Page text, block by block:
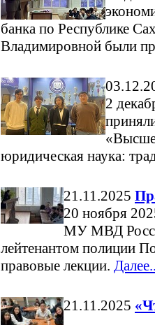
банка по Республике
Владимировной были
2
юридическая наука:
21.11.2025
20 ноября
МУ МВД
лейтенантом полиции
правовые лекции.
21.11.2025